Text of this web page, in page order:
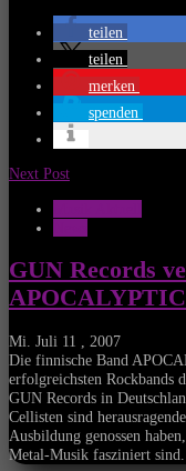
teilen
teilen
merken
spenden
Next Post
GUN Records
Mi. Juli 11 , 2007
Die finnische Band
erfolgreichsten Rockbands
GUN Records in
Cellisten sind
Ausbildung genossen
Metal-Musik fasziniert